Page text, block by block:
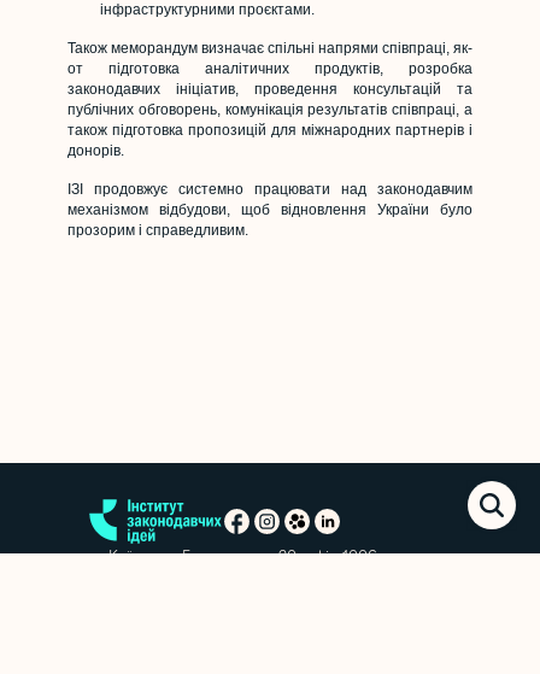
інфраструктурними проєктами.
Також меморандум визначає спільні напрями співпраці, як-
от підготовка аналітичних продуктів, розробка
законодавчих ініціатив, проведення консультацій та
публічних обговорень, комунікація результатів співпраці, а
також підготовка пропозицій для міжнародних партнерів і
донорів.
ІЗІ продовжує системно працювати над законодавчим
механізмом відбудови, щоб відновлення України було
прозорим і справедливим.
м. Київ, вул. Еспланадна, 20, офіс 1006